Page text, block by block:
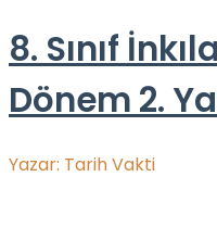
8. Sınıf
Dönem 2.
Yazar: Tarih Vakti